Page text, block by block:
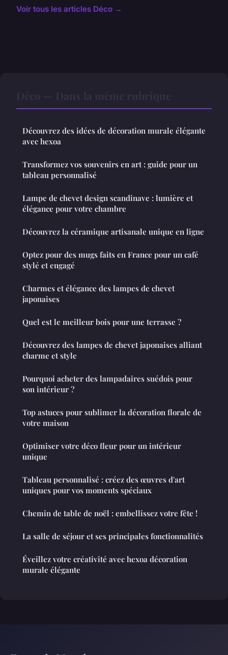
Voir tous les articles Déco →
Découvrez des idées de décoration murale élégante
avec hexoa
Transformez vos souvenirs en art : guide pour un
tableau personnalisé
Lampe de chevet design scandinave : lumière et
élégance pour votre chambre
Découvrez la céramique artisanale unique en ligne
Optez pour des mugs faits en France pour un café
stylé et engagé
Charmes et élégance des lampes de chevet
japonaises
Quel est le meilleur bois pour une terrasse ?
Découvrez des lampes de chevet japonaises alliant
charme et style
Pourquoi acheter des lampadaires suédois pour
son intérieur ?
Top astuces pour sublimer la décoration florale de
votre maison
Optimiser votre déco fleur pour un intérieur
unique
Tableau personnalisé : créez des œuvres d'art
uniques pour vos moments spéciaux
Chemin de table de noël : embellissez votre fête !
La salle de séjour et ses principales fonctionnalités
Éveillez votre créativité avec hexoa décoration
murale élégante